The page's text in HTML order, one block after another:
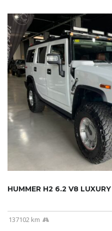
HUMMER H2 6.2 V8 LUXURY
137102 km